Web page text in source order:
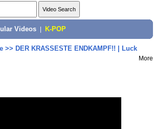
Videos K-POP
>> DER KRASSESTE ENDKAMPF!! | Luck
More